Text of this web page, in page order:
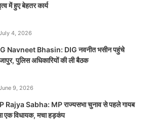
में हुए बेहतर कार्य
4, 2026
Navneet Bhasin: DIG नवनीत भसीन पहुंचे
पुलिस अधिकारियों की ली बैठक
9, 2026
Rajya Sabha: MP राज्यसभा चुनाव से पहले गायब
एक विधायक, मचा हड़कंप